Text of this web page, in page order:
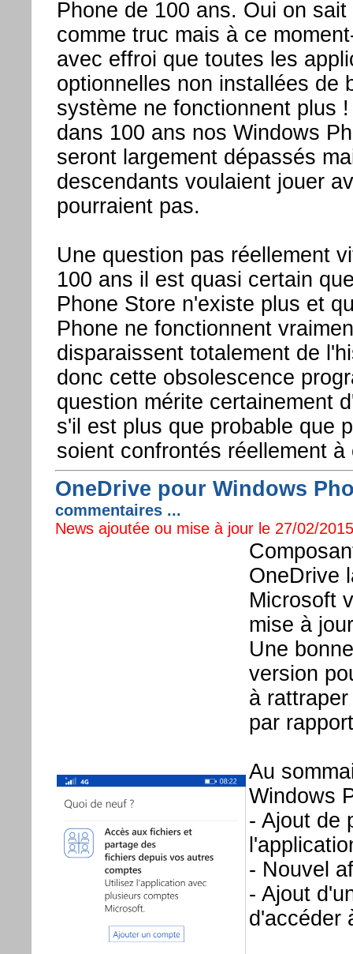
Phone de 100 ans. Oui on
comme truc mais à ce
avec effroi que toutes les
optionnelles non installées de
système ne fonctionnent plus
dans 100 ans nos Windows
seront largement dépassés
descendants voulaient jouer
pourraient pas.
Une question pas réellement
100 ans il est quasi certain
Phone Store n'existe plus et
Phone ne fonctionnent
disparaissent totalement de
donc cette obsolescence
question mérite certainement
s'il est plus que probable que
soient confrontés réellement
OneDrive pour Windows
commentaires ...
News ajoutée ou mise à jour le 27/02/
OneDrive
Microsoft
mise à
Une
version
à
par
Au
Windows
- Ajout de
- Nouvel
- Ajout
d'accéder